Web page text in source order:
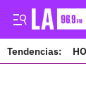
Tendencias: